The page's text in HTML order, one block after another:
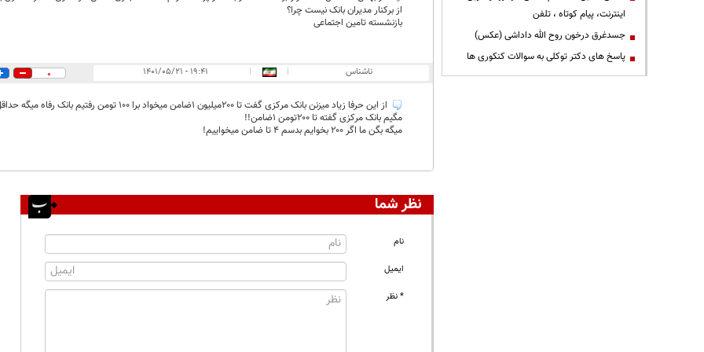
از برکنار مدیران بانک نیست چرا؟
بازنشسته تامین اجتماعی
ناشناس |
| ۱۹:۴۱ - ۱۴۰۱/۰۵/۲۱ 0
از این حرفا زیاد میزنن بانک مرکزی گفت تا ۲۰۰میلیون ۱ضامن میخواد برا ۱۰۰ تومن رفتیم بانک رفاه میگه حداقل ضامن میخوایم
مگیم بانک مرکزی گفته تا ۲۰۰تومن ۱ضامن!!
میگه بگن ما اگر ۲۰۰ بخوایم بدسم ۴ تا ضامن میخواییم!
نظر شما
نام
ایمیل
* نظر
اینترنت، پیام کوتاه ، تلفن
جسدغرق درخون روح الله داداشی (عکس)
پاسخ های دکتر توکلی به سوالات کنکوری ها